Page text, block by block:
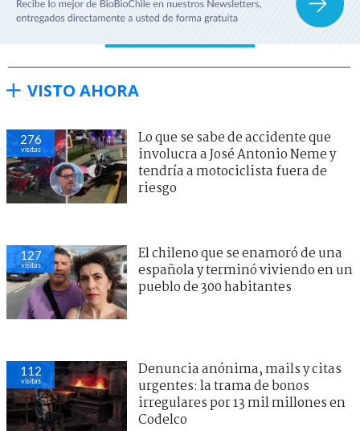
VISTO AHORA
276
visitas
Lo que se sabe de accidente que
involucra a José Antonio Neme y
tendría a motociclista fuera de
riesgo
127
visitas
El chileno que se enamoró de una
española y terminó viviendo en un
pueblo de 300 habitantes
112
visitas
Denuncia anónima, mails y citas
urgentes: la trama de bonos
irregulares por 13 mil millones en
Codelco